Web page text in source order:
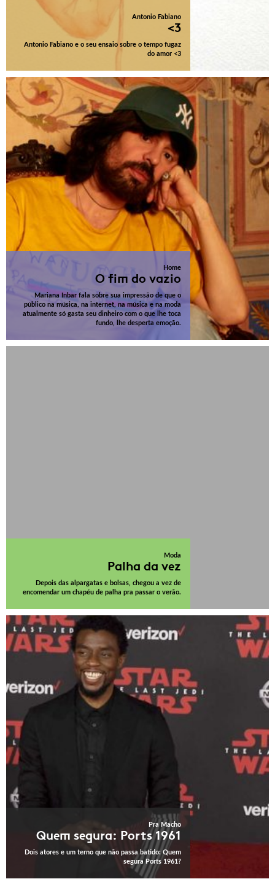
Antonio Fabiano
<3
Antonio Fabiano e o seu ensaio sobre o tempo fugaz
do amor <3
Home
O fim do vazio
Mariana Inbar fala sobre sua impressão de que o
público na música, na internet, na música e na moda
atualmente só gasta seu dinheiro com o que lhe toca
fundo, lhe desperta emoção.
Moda
Palha da vez
Depois das alpargatas e bolsas, chegou a vez de
encomendar um chapéu de palha pra passar o verão.
Pra Macho
Quem segura: Ports 1961
Dois atores e um terno que não passa batido: Quem
segura Ports 1961?